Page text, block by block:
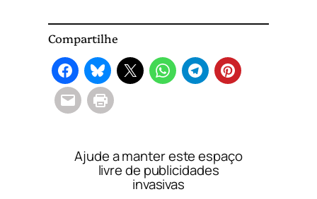
Compartilhe
Ajude a manter este espaço
livre de publicidades
invasivas